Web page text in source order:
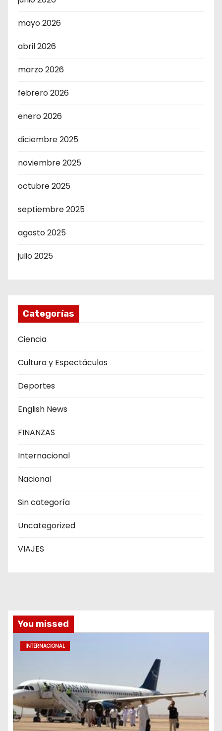
mayo 2026
abril 2026
marzo 2026
febrero 2026
enero 2026
diciembre 2025
noviembre 2025
octubre 2025
septiembre 2025
agosto 2025
julio 2025
Categorías
Ciencia
Cultura y Espectáculos
Deportes
English News
FINANZAS
Internacional
Nacional
Sin categoría
Uncategorized
VIAJES
You missed
INTERNACIONAL